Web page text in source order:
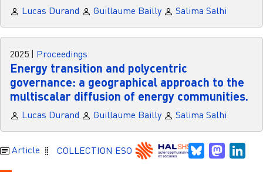
Lucas Durand Guillaume Bailly Salima Salhi
2025 Proceedings
Energy transition and polycentric
governance: a geographical approach to the
multiscalar diffusion of energy communities.
Lucas Durand Guillaume Bailly Salima Salhi
Article COLLECTION ESO Bluesky